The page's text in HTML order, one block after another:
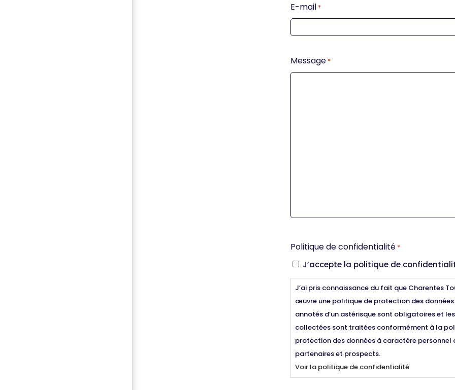
E-mail *
Message *
Politique de confidentialité *
J’accepte la politique de
J’ai pris connaissance du fait que Charentes
œuvre une politique de protection des
annotés d’un astérisque sont obligatoires et
collectées sont traitées conformément à la
protection des données à caractère personnel
partenaires et prospects.
Voir la politique de confidentialité